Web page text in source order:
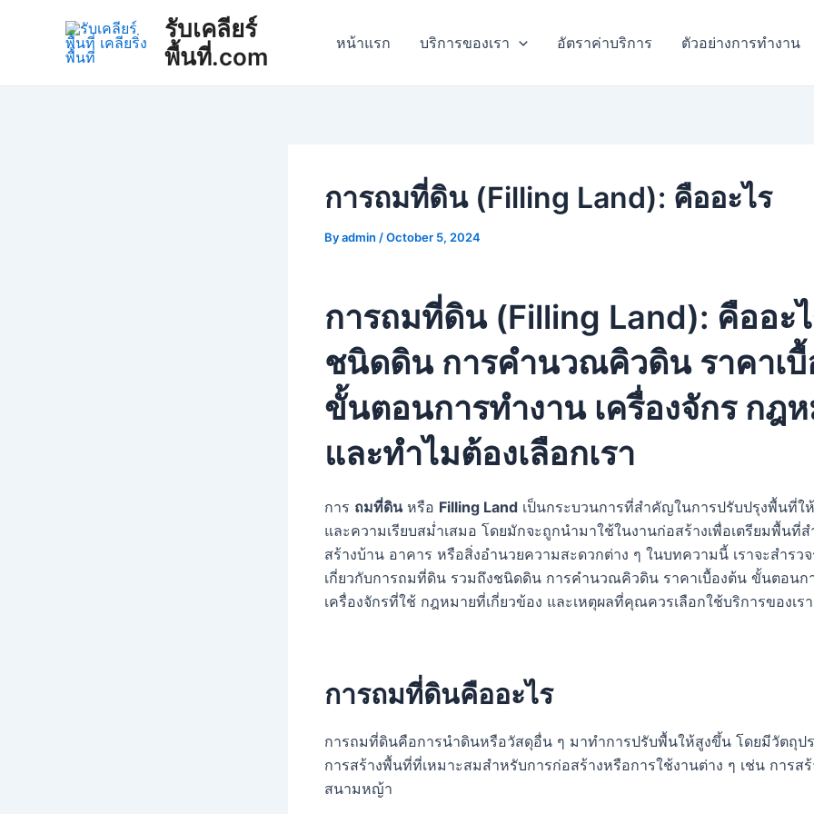
รับเคลียร์
พื้นที่.com
หน้าแรก บริการของเรา อัตราค่าบริการ ตัวอย่างการทำงาน
การถมที่ดิน (Filling Land): คืออะไร
Byadmin /October 5, 2024
การถมที่ดิน (Filling Land): คืออะ
ชนิดดิน การคำนวณคิวดิน ราคาเ
ขั้นตอนการทำงาน เครื่องจักร กฎ
และทำไมต้องเลือกเรา
การ ถมที่ดินหรือ Filling Land เป็นกระบวนการที่สำคัญในการปรับปรุงพื้นที่ใ
และความเรียบสม่ำเสมอ โดยมักจะถูกนำมาใช้ในงานก่อสร้างเพื่อเตรียมพื้นที่
สร้างบ้าน อาคาร หรือสิ่งอำนวยความสะดวกต่าง ๆ ในบทความนี้ เราจะสำรวจ
เกี่ยวกับการถมที่ดิน รวมถึงชนิดดิน การคำนวณคิวดิน ราคาเบื้องต้น ขั้นตอนก
เครื่องจักรที่ใช้ กฎหมายที่เกี่ยวข้อง และเหตุผลที่คุณควรเลือกใช้บริการของเรา
การถมที่ดินคืออะไร
การถมที่ดินคือการนำดินหรือวัสดุอื่น ๆ มาทำการปรับพื้นให้สูงขึ้น โดยมีวัตถุป
การสร้างพื้นที่ที่เหมาะสมสำหรับการก่อสร้างหรือการใช้งานต่าง ๆ เช่น การส
สนามหญ้า
navigation